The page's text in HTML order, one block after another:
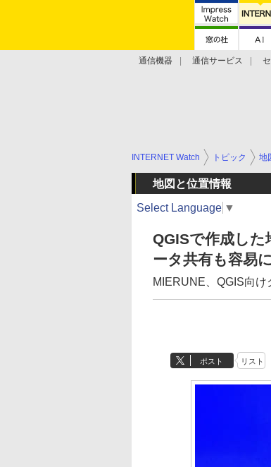
通信機器 通信サービス
INTERNET Watch トピック 地
地図と位置情報
Select Language ▼
QGISで作成し
ータ共有も容易に
MIERUNE、QGIS向
ポスト リスト